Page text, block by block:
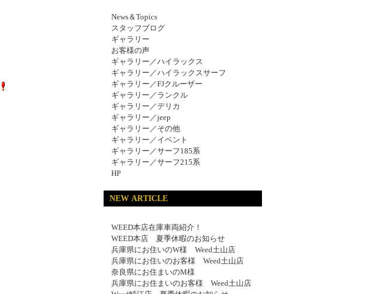
News＆Topics
スタッフブログ
ギャラリー
お客様の声
ギャラリー／ハイラックス
ギャラリー／ハイラックスサーフ
ギャラリー／FJクルーザー
ギャラリー／ランクル
ギャラリー／デリカ
ギャラリー／jeep
ギャラリー／その他
ギャラリー／イベント
ギャラリー／サーフ185系
ギャラリー／サーフ215系
HP
NEW ARTICLE
WEED本店在庫車両紹介！
WEED本店 夏季休暇のお知らせ
兵庫県にお住いのW様 Weed土山店
兵庫県にお住いのお客様 Weed土山店
奈良県にお住まいのM様
兵庫県にお住まいのお客様 Weed土山店